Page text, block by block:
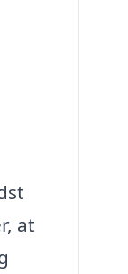
at